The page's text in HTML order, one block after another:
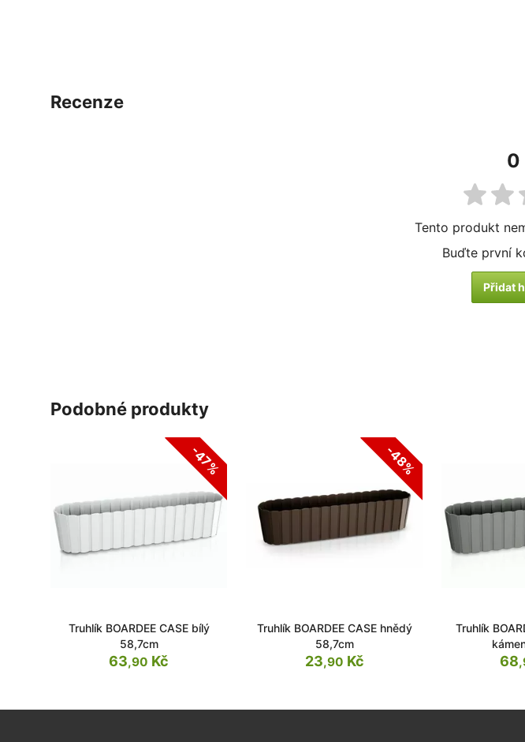
recenze
0
Tento produkt
Buďte první
Přidat
podobné produkty
-47%
Truhlík BOARDEE CASE bílý
58,7cm
63,90 Kč
-48%
Truhlík BOARDEE CASE hnědý
58,7cm
23,90 Kč
Truhlík
68